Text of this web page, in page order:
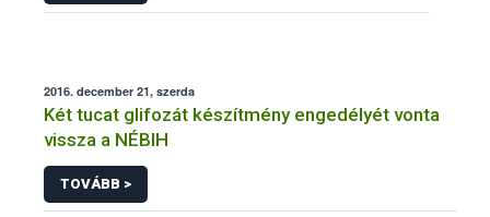
2016. december 21, szerda
Két tucat glifozát készítmény engedélyét vonta
vissza a NÉBIH
TOVÁBB >